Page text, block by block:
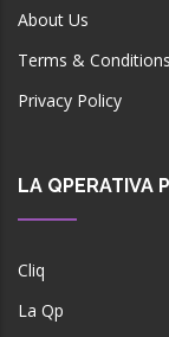
About Us
Terms & Conditions
Privacy Policy
LA QPERATIVA
Cliq
La Qp